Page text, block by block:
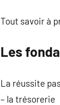
Tout savoir à
Les
La réussite
– la trésorerie